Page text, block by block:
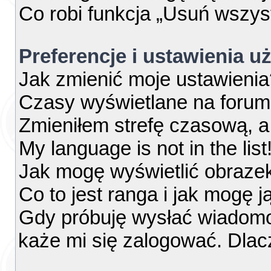
Co robi funkcja „Usuń
Preferencje i ustawienia
Jak zmienić moje
Czasy wyświetlane na
Zmieniłem strefę czasową,
My language is not in the
Jak mogę wyświetlić
Co to jest ranga i jak mogę
Gdy próbuję wysłać
każe mi się zalogować.